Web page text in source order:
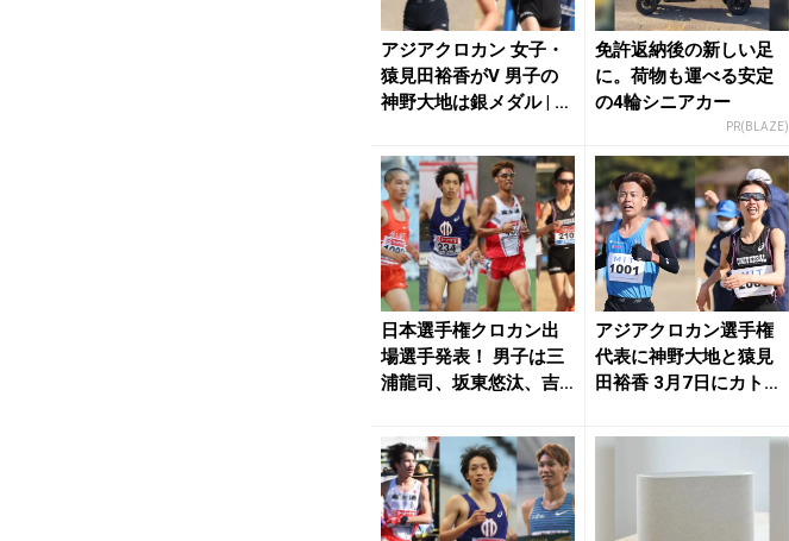
アジアクロカン 女子・
猿見田裕香がV 男子の
神野大地は銀メダル | 月
免許返納後の新しい足
に。荷物も運べる安定
の4輪シニアカー
PR(BLAZE)
日本選手権クロカン出
場選手発表！ 男子は三
浦龍司、坂東悠汰、吉
アジアクロカン選手権
代表に神野大地と猿見
田裕香 3月7日にカトマ